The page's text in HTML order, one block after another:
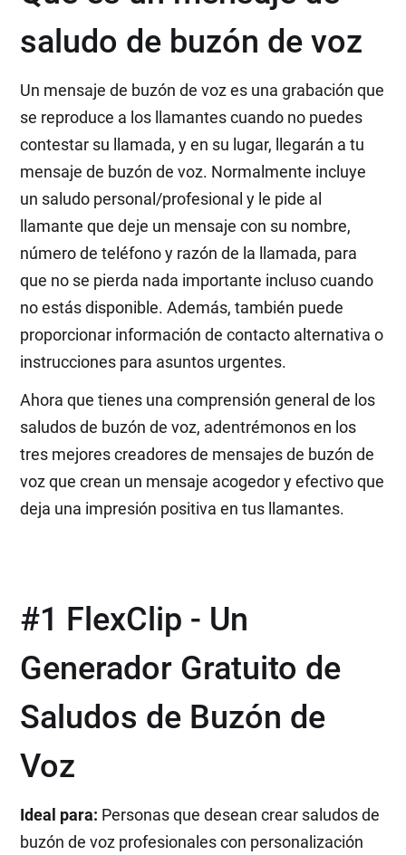
saludo de buzón de voz
Un mensaje de buzón de voz es una grabación que
se reproduce a los llamantes cuando no puedes
contestar su llamada, y en su lugar, llegarán a tu
mensaje de buzón de voz. Normalmente incluye
un saludo personal/profesional y le pide al
llamante que deje un mensaje con su nombre,
número de teléfono y razón de la llamada, para
que no se pierda nada importante incluso cuando
no estás disponible. Además, también puede
proporcionar información de contacto alternativa o
instrucciones para asuntos urgentes.
Ahora que tienes una comprensión general de los
saludos de buzón de voz, adentrémonos en los
tres mejores creadores de mensajes de buzón de
voz que crean un mensaje acogedor y efectivo que
deja una impresión positiva en tus llamantes.
#1 FlexClip - Un
Generador Gratuito de
Saludos de Buzón de
Voz
Ideal para: Personas que desean crear saludos de
buzón de voz profesionales con personalización